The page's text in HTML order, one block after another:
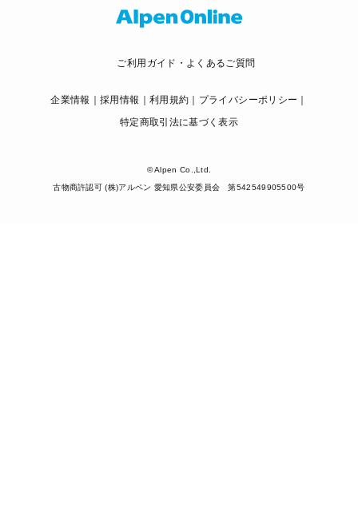
ご利用ガイド・よくあるご質問
企業情報 採用情報 利用規約
プライバシーポリシー
特定商取引法に基づく表示
© Alpen Co.,Ltd.
古物商許認可 (株)アルペン 愛知県公安委員会 第542549905500号